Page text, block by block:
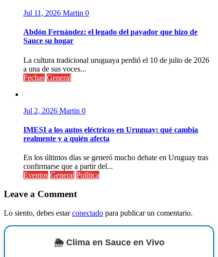
Jul 11, 2026 Martin 0
Abdón Fernández: el legado del payador que hizo de
Sauce su hogar
La cultura tradicional uruguaya perdió el 10 de julio de 2026
a una de sus voces...
Fechas General
Jul 2, 2026 Martin 0
IMESI a los autos eléctricos en Uruguay: qué cambia
realmente y a quién afecta
En los últimos días se generó mucho debate en Uruguay tras
confirmarse que a partir del...
Eventos General Política
Leave a Comment
Lo siento, debes estarconectado para publicar un comentario.
🌦️ Clima en Sauce en Vivo